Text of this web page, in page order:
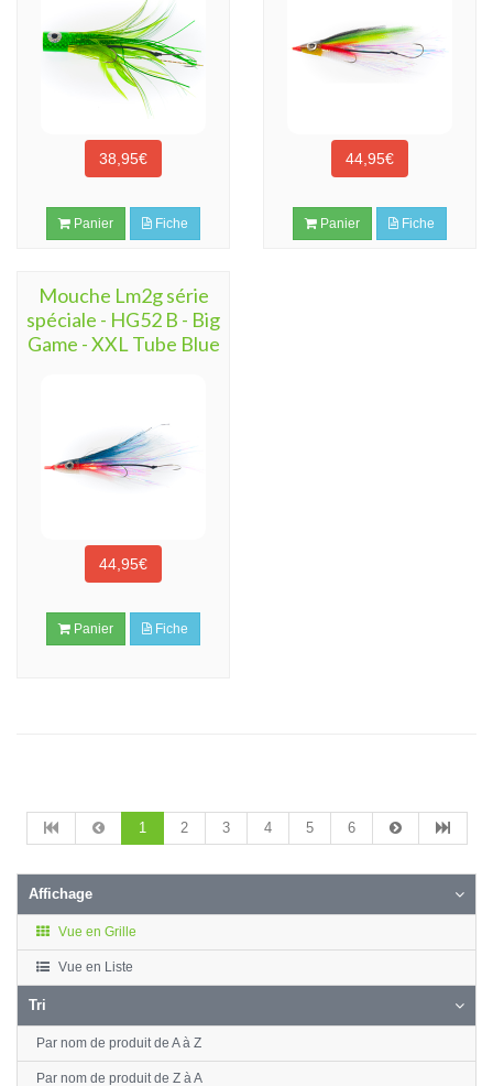
38,95€
Panier Fiche
44,95€
Panier Fiche
Mouche Lm2g série
spéciale - HG52 B - Big
Game - XXL Tube Blue
44,95€
Panier Fiche
1 2 3 4 5 6
Affichage
Vue en Grille
Vue en Liste
Tri
Par nom de produit de A à Z
Par nom de produit de Z à A